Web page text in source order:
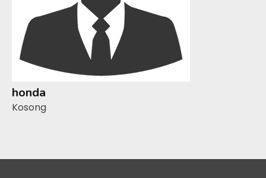
honda
Kosong